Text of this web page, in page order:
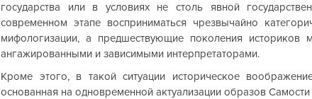
государства или в условиях не столь явной
современном этапе восприниматься чрезвычайно
мифологизации, а предшествующие поколения историков
ангажированными и зависимыми интерпретаторами.
Кроме этого, в такой ситуации историческое
основанная на одновременной актуализации образов